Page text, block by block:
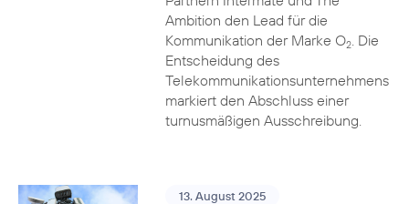
Ambition den Lead für die
Kommunikation der Marke O2. Die
Entscheidung des
Telekommunikationsunternehmens
markiert den Abschluss einer
turnusmäßigen Ausschreibung.
13. August 2025